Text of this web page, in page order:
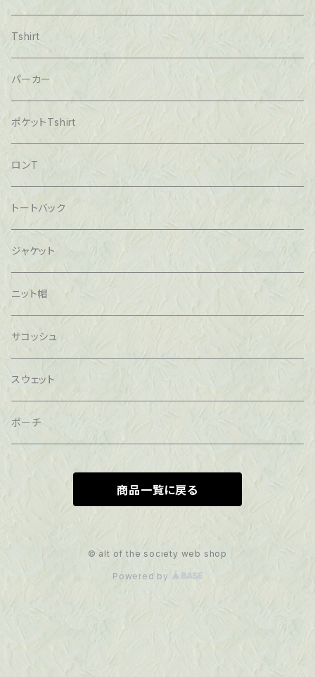
Tshirt
パーカー
ポケットTshirt
ロンT
トートバック
ジャケット
ニット帽
サコッシュ
スウェット
ポーチ
商品一覧に戻る
© alt of the society web shop
Powered by